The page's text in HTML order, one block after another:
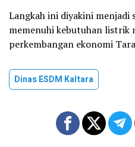
Langkah ini diyakini
memenuhi kebutuhan listrik
perkembangan ekonomi
Dinas ESDM Kaltara